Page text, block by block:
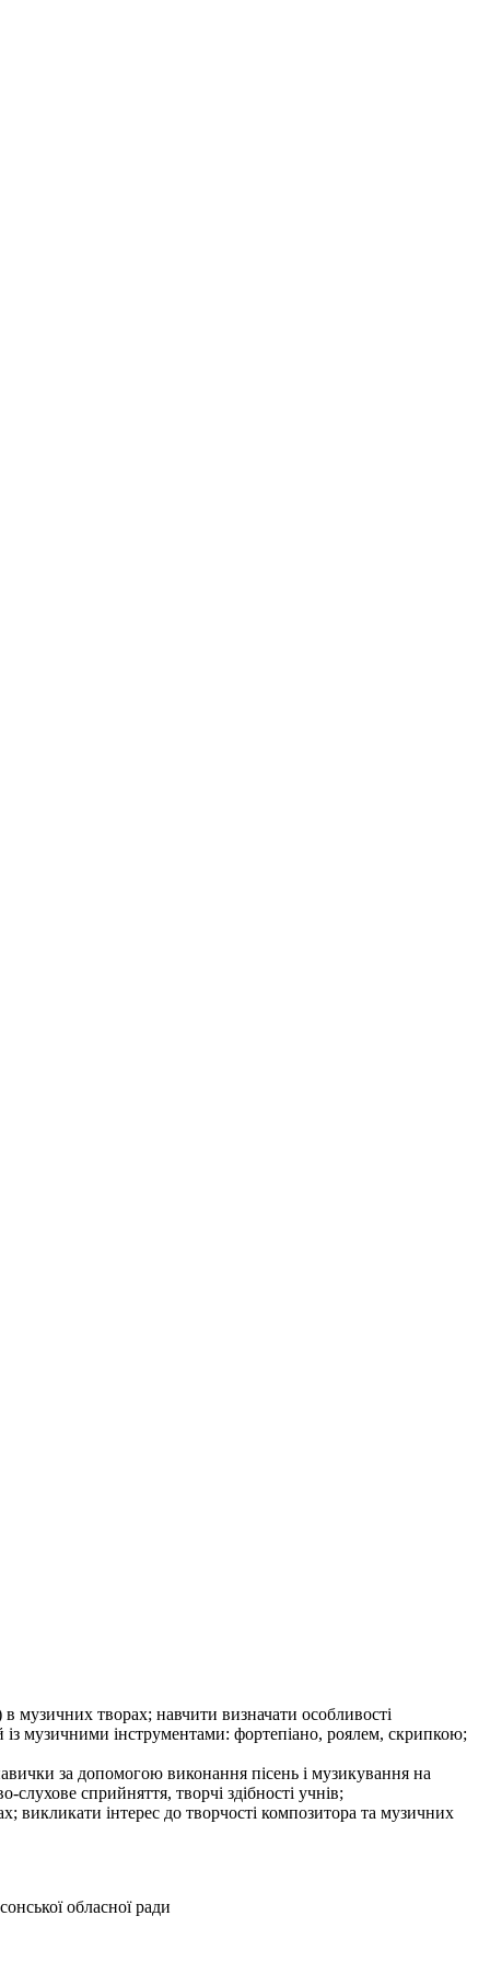
музичних творах; навчити визначати особливості
із музичними інструментами: фортепіано, роялем, скрипкою;
за допомогою виконання пісень і музикування на
сприйняття, творчі здібності учнів;
викликати інтерес до творчості композитора та музичних
обласної ради